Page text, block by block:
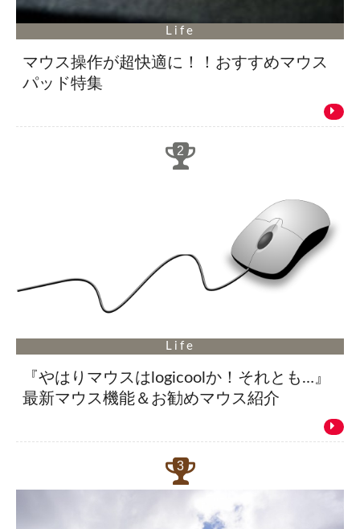
Life
マウス操作が超快適に！！おすすめマウス
パッド特集
Life
『やはりマウスはlogicoolか！それとも…』
最新マウス機能＆お勧めマウス紹介